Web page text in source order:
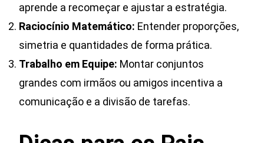
aprende a recomeçar e ajustar a estratégia.
Raciocínio Matemático: Entender proporções,
simetria e quantidades de forma prática.
Trabalho em Equipe: Montar conjuntos
grandes com irmãos ou amigos incentiva a
comunicação e a divisão de tarefas.